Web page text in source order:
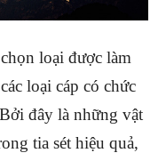
loại được làm
loại cáp có chức
đây là những vật
tia sét hiệu quả,